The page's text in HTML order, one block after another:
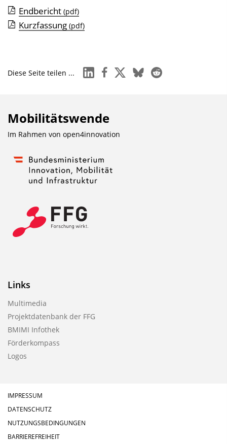
Endbericht (pdf)
Kurzfassung (pdf)
Diese Seite teilen ... linkedinfacebook
x blueskyreddit
Mobilitätswende
Im Rahmen von open4innovation
Links
Multimedia
Projektdatenbank der FFG
BMIMI Infothek
Förderkompass
Logos
IMPRESSUM
DATENSCHUTZ
NUTZUNGSBEDINGUNGEN
BARRIEREFREIHEIT